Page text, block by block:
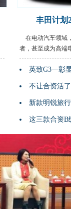
丰田计划
在电动汽车领域
者，甚至成为高
英致G3—彰
不让合资活
新款明锐旅
这三款合资B